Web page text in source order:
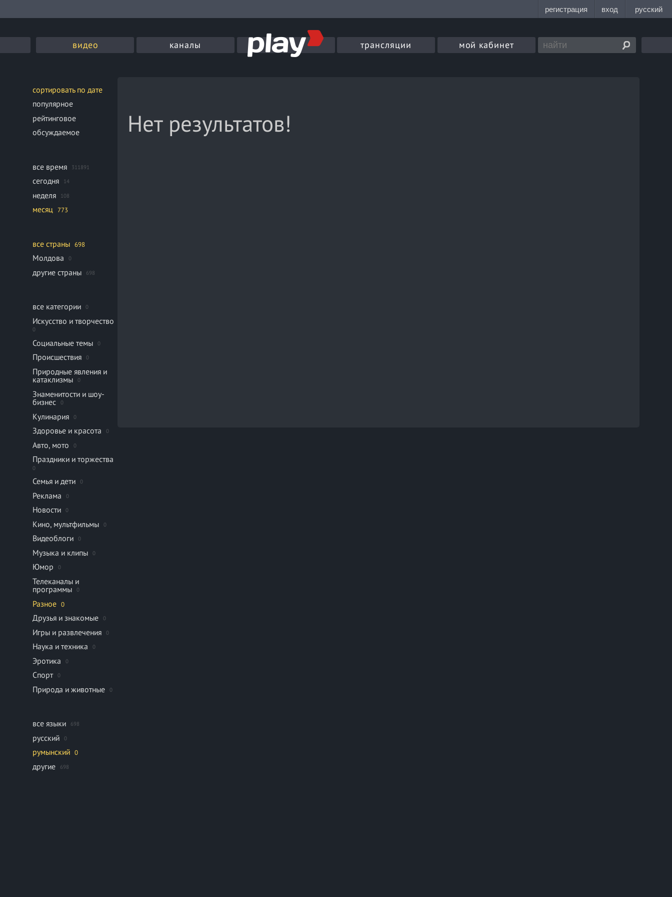
видео каналы трансляции мой кабинет
сортировать по дате
популярное
рейтинговое
обсуждаемое
все время 311891
сегодня 14
неделя 108
месяц 773
все страны 698
Молдова 0
другие страны 698
все категории 0
Искусство и творчество
0
Социальные темы 0
Происшествия 0
Природные явления и
катаклизмы
0
Знаменитости и шоу-
бизнес
0
Кулинария 0
Здоровье и красота 0
Авто, мото 0
Праздники и торжества
0
Семья и дети 0
Реклама 0
Новости 0
Кино, мультфильмы 0
Видеоблоги 0
Музыка и клипы 0
Юмор 0
Телеканалы и
программы
0
Разное 0
Друзья и знакомые 0
Игры и развлечения 0
Наука и техника 0
Эротика 0
Спорт 0
Природа и животные 0
все языки 698
русский 0
румынский 0
другие 698
Нет результатов!